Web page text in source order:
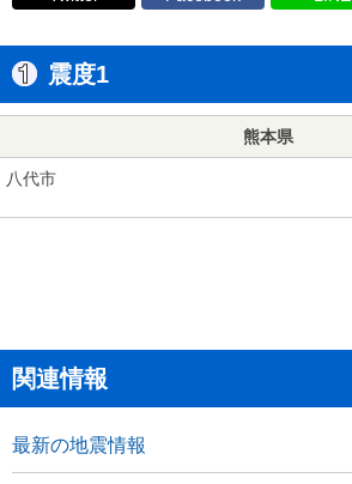
震度1
熊本県
八代市
関連情報
最新の地震情報